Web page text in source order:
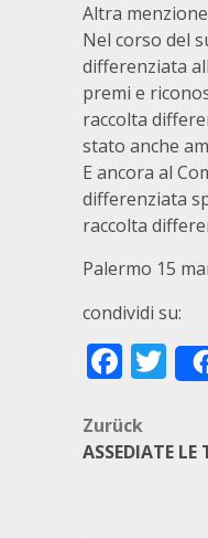
Altra
Nel corso del
differenziata
premi e
raccolta
stato anche
E ancora al
differenziata
raccolta
Palermo 15
condividi su:
Zurück
ASSEDIATE LE